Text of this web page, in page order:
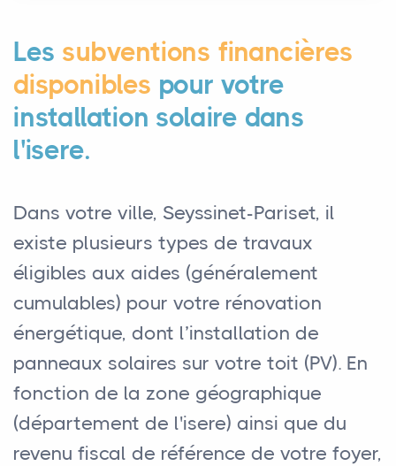
Les subventions financières
disponibles pour votre
installation solaire dans
l'isere.
Dans votre ville, Seyssinet-Pariset, il
existe plusieurs types de travaux
éligibles aux aides (généralement
cumulables) pour votre rénovation
énergétique, dont l’installation de
panneaux solaires sur votre toit (PV). En
fonction de la zone géographique
(département de l'isere) ainsi que du
revenu fiscal de référence de votre foyer,